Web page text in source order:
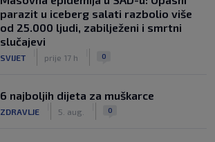
parazit u iceberg salati razbolio više
od 25.000 ljudi, zabilježeni i smrtni
slučajevi
SVIJET prije 17 h 0
6 najboljih dijeta za muškarce
ZDRAVLJE 5. aug. 0